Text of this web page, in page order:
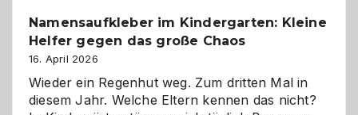
ist
eine
die
richtige
Wahl?
Namensaufkleber im Kindergarten: Kleine
Helfer gegen das große Chaos
16. April 2026
Wieder ein Regenhut weg. Zum dritten Mal in
diesem Jahr. Welche Eltern kennen das nicht?